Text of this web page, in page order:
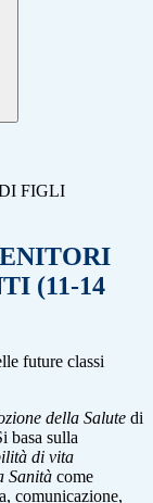
FIGLI
(11-14
future classi
della Salute di
basa sulla
di vita
Sanità come
comunicazione,